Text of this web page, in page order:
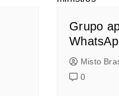
Grupo
Misto
0